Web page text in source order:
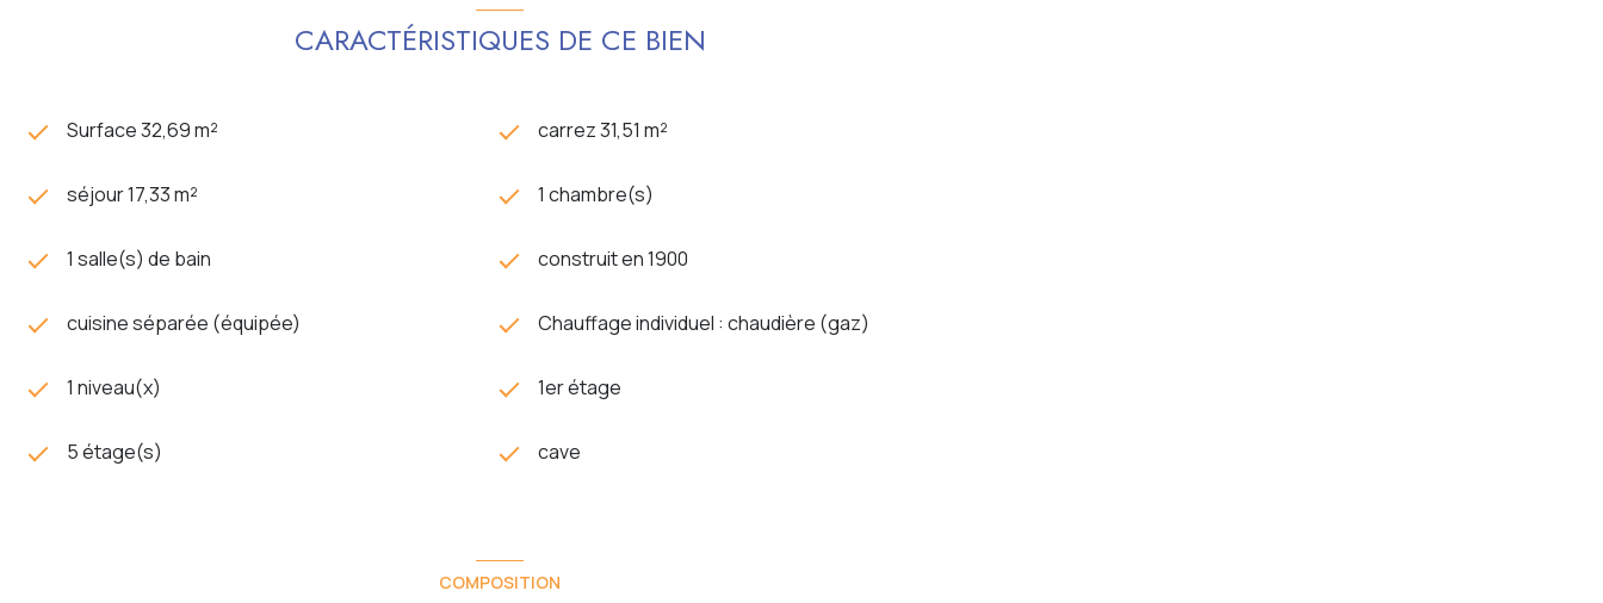
CARACTÉRISTIQUES DE CE BIEN
Surface 32,69 m² carrez 31,51 m²
séjour 17,33 m² 1 chambre(s)
1 salle(s) de bain construit en 1900
cuisine séparée (équipée) Chauffage individuel : chaudière (gaz)
1 niveau(x) 1er étage
5 étage(s) cave
COMPOSITION